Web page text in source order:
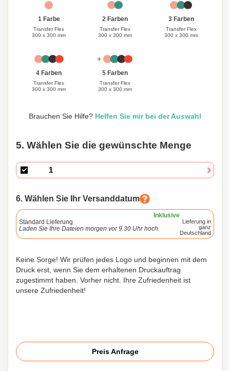
1 Farbe
Transfer Flex
300 x 300 mm
2 Farben
Transfer Flex
300 x 300 mm
3 Farben
Transfer Flex
300 x 300 mm
4 Farben
Transfer Flex
300 x 300 mm
5 Farben
Transfer Flex
300 x 300 mm
Brauchen Sie Hilfe? Helfen Sie mir bei der Auswahl
5. Wählen Sie die gewünschte Menge
6. Wählen Sie Ihr Versanddatum
Inklusive
Standard Lieferung
Laden Sie Ihre Dateien morgen vor 9.30 Uhr hoch.
Lieferung in
ganz
Deutschland
Keine Sorge! Wir prüfen jedes Logo und beginnen mit dem
Druck erst, wenn Sie dem erhaltenen Druckauftrag
zugestimmt haben. Vorher nicht. Ihre Zufriedenheit ist
unsere Zufriedenheit!
Preis Anfrage